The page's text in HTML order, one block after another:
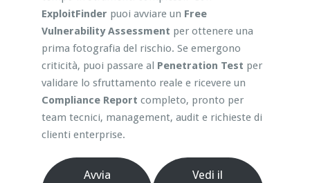
ExploitFinder puoi avviare un Free
Vulnerability Assessment per ottenere una
prima fotografia del rischio. Se emergono
criticità, puoi passare al Penetration Test per
validare lo sfruttamento reale e ricevere un
Compliance Report completo, pronto per
team tecnici, management, audit e richieste di
clienti enterprise.
Avvia
Vedi il